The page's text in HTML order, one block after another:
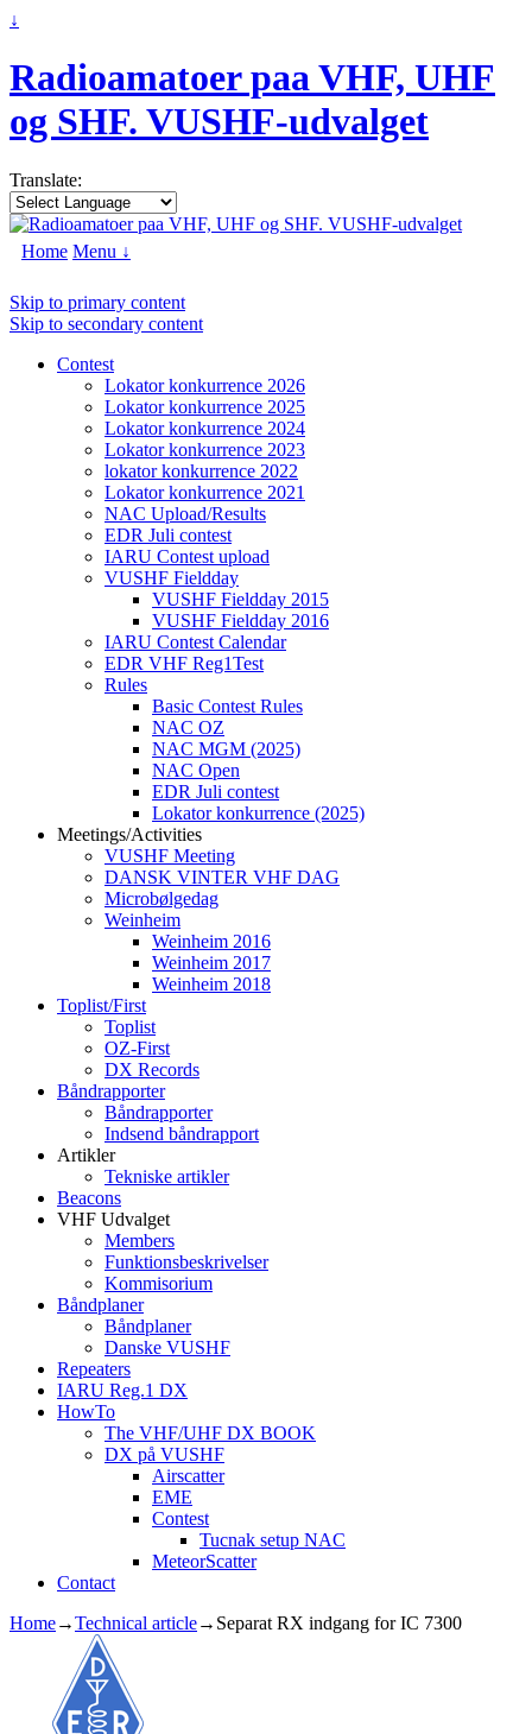
↓
Radioamatoer paa VHF, UHF
og SHF. VUSHF-udvalget
Translate:
Home Menu ↓
Skip to primary content
Skip to secondary content
Contest
Lokator konkurrence 2026
Lokator konkurrence 2025
Lokator konkurrence 2024
Lokator konkurrence 2023
lokator konkurrence 2022
Lokator konkurrence 2021
NAC Upload/Results
EDR Juli contest
IARU Contest upload
VUSHF Fieldday
VUSHF Fieldday 2015
VUSHF Fieldday 2016
IARU Contest Calendar
EDR VHF Reg1Test
Rules
Basic Contest Rules
NAC OZ
NAC MGM (2025)
NAC Open
EDR Juli contest
Lokator konkurrence (2025)
Meetings/Activities
VUSHF Meeting
DANSK VINTER VHF DAG
Microbølgedag
Weinheim
Weinheim 2016
Weinheim 2017
Weinheim 2018
Toplist/First
Toplist
OZ-First
DX Records
Båndrapporter
Båndrapporter
Indsend båndrapport
Artikler
Tekniske artikler
Beacons
VHF Udvalget
Members
Funktionsbeskrivelser
Kommisorium
Båndplaner
Båndplaner
Danske VUSHF
Repeaters
IARU Reg.1 DX
HowTo
The VHF/UHF DX BOOK
DX på VUSHF
Airscatter
EME
Contest
Tucnak setup NAC
MeteorScatter
Contact
Home→Technical article→ Separat RX indgang for IC 7300